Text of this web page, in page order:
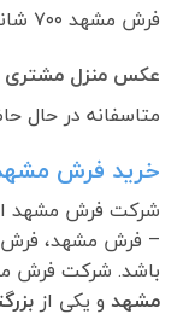
فرش مشهد ۷۰۰ شانه کد ۷۰۲۱۰۰ گردویی
عکس منزل مشتری
متاسفانه در حال
خرید فرش
شرکت فرش مشهد
– فرش مشهد،
باشد. شرکت فرش
مشهدو یکی از